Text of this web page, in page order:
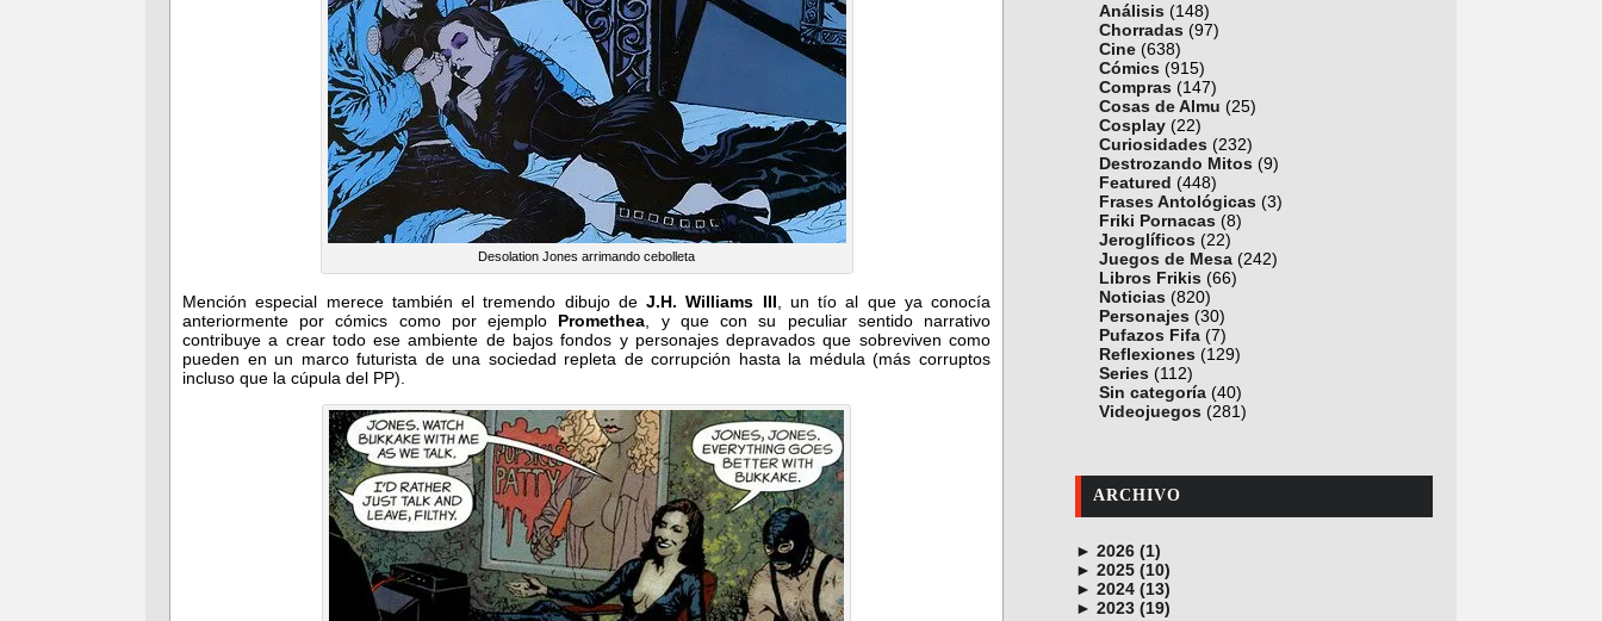
Desolation Jones arrimando cebolleta
Mención especial merece también el tremendo dibujo de J.H. Williams III , un tío al que ya conocía
anteriormente por cómics como por ejemplo Promethea , y que con su peculiar sentido narrativo
contribuye a crear todo ese ambiente de bajos fondos y personajes depravados que sobreviven como
pueden en un marco futurista de una sociedad repleta de corrupción hasta la médula (más corruptos
incluso que la cúpula del PP).
Análisis (148)
Chorradas (97)
Cine (638)
Cómics (915)
Compras (147)
Cosas de Almu (25)
Cosplay (22)
Curiosidades (232)
Destrozando Mitos (9)
Featured (448)
Frases Antológicas (3)
Friki Pornacas (8)
Jeroglíficos (22)
Juegos de Mesa (242)
Libros Frikis (66)
Noticias (820)
Personajes (30)
Pufazos Fifa (7)
Reflexiones (129)
Series (112)
Sin categoría (40)
Videojuegos (281)
ARCHIVO
► 2026 (1)
junio (1)
► 2025 (10)
noviembre (1)
octubre (1)
► 2024 (13)
diciembre (4)
► 2023 (19)